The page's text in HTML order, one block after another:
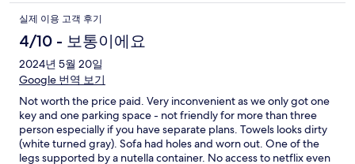
que hice ya que no hay donde reclamar
실제 이용 고객 후기
4/10 - 보통이에요
2024년 5월 20일
Google 번역 보기
Not worth the price paid. Very inconvenient as we only got one
key and one parking space - not friendly for more than three
person especially if you have separate plans. Towels looks dirty
(white turned gray). Sofa had holes and worn out. One of the
legs supported by a nutella container. No access to netflix even